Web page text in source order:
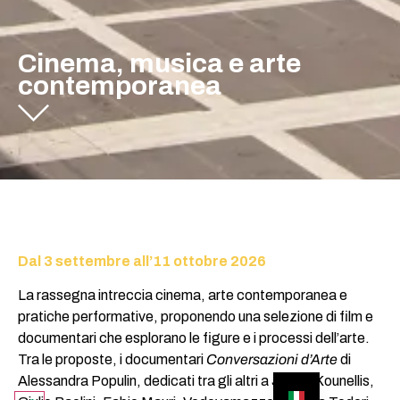
Cinema, musica e arte
contemporanea
Dal 3 settembre all’11 ottobre 2026
La rassegna intreccia cinema, arte contemporanea e
pratiche performative, proponendo una selezione di film e
documentari che esplorano le figure e i processi dell’arte.
Tra le proposte, i documentari Conversazioni d’Artedi
Alessandra Populin, dedicati tra gli altri a Jannis Kounellis,